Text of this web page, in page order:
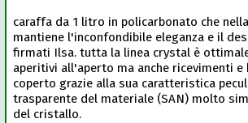
caraffa da 1 litro in policarbonato che
mantiene l'inconfondibile eleganza e il
firmati Ilsa. tutta la linea crystal è
aperitivi all'aperto ma anche ricevimenti e
coperto grazie alla sua caratteristica
trasparente del materiale (SAN) molto
del cristallo.